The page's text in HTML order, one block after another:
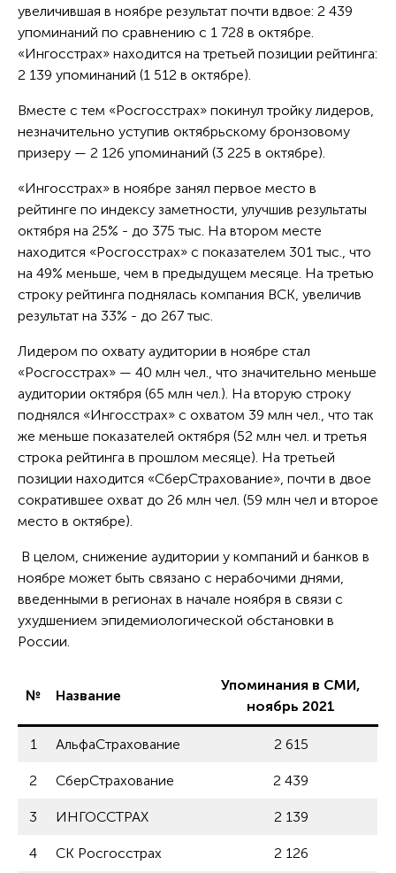
увеличившая в ноябре результат почти вдвое: 2 439
упоминаний по сравнению с 1 728 в октябре.
«Ингосстрах» находится на третьей позиции рейтинга:
2 139 упоминаний (1 512 в октябре).
Вместе с тем «Росгосстрах» покинул тройку лидеров,
незначительно уступив октябрьскому бронзовому
призеру — 2 126 упоминаний (3 225 в октябре).
«Ингосстрах» в ноябре занял первое место в
рейтинге по индексу заметности, улучшив результаты
октября на 25% - до 375 тыс. На втором месте
находится «Росгосстрах» с показателем 301 тыс., что
на 49% меньше, чем в предыдущем месяце. На третью
строку рейтинга поднялась компания ВСК, увеличив
результат на 33% - до 267 тыс.
Лидером по охвату аудитории в ноябре стал
«Росгосстрах» — 40 млн чел., что значительно меньше
аудитории октября (65 млн чел.). На вторую строку
поднялся «Ингосстрах» с охватом 39 млн чел., что так
же меньше показателей октября (52 млн чел. и третья
строка рейтинга в прошлом месяце). На третьей
позиции находится «СберСтрахование», почти в двое
сократившее охват до 26 млн чел. (59 млн чел и второе
место в октябре).
В целом, снижение аудитории у компаний и банков в
ноябре может быть связано с нерабочими днями,
введенными в регионах в начале ноября в связи с
ухудшением эпидемиологической обстановки в
России.
№ Название
Упоминания в СМИ,
ноябрь 2021
1 АльфаСтрахование 2 615
2 СберСтрахование 2 439
3 ИНГОССТРАХ 2 139
4 СК Росгосстрах 2 126